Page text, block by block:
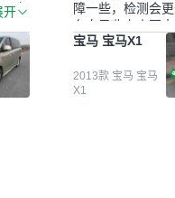
之
谈
竟
最
要
地
开
障一些，检测会
台自己收上来再
可靠。我买的是
中它的价格和公
另外，瓜子承诺
故、无泡水、无调
宝马 宝马X1
2013款 宝马 宝马
X1